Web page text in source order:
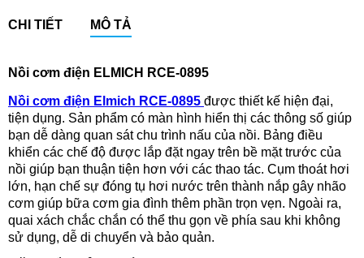
CHI TIẾT MÔ TẢ
Nồi cơm điện ELMICH RCE-0895
Nồi cơm điện Elmich RCE-0895 được thiết kế hiện đại,
tiện dụng. Sản phẩm có màn hình hiển thị các thông số giúp
bạn dễ dàng quan sát chu trình nấu của nồi. Bảng điều
khiển các chế độ được lắp đặt ngay trên bề mặt trước của
nồi giúp bạn thuận tiện hơn với các thao tác. Cụm thoát hơi
lớn, hạn chế sự đóng tụ hơi nước trên thành nắp gây nhão
cơm giúp bữa cơm gia đình thêm phần trọn vẹn. Ngoài ra,
quai xách chắc chắn có thể thu gọn về phía sau khi không
sử dụng, dễ di chuyển và bảo quản.